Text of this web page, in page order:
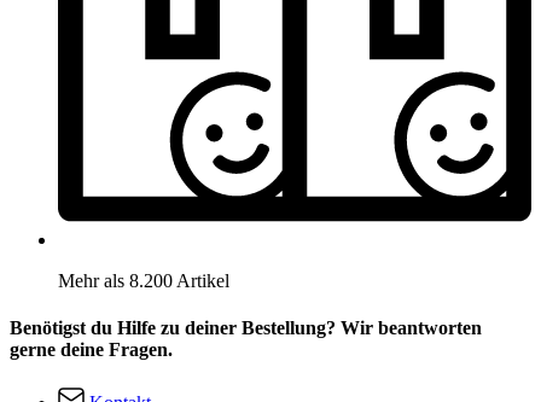
Mehr als 8.200 Artikel
Benötigst du Hilfe zu deiner Bestellung? Wir beantworten
gerne deine Fragen.